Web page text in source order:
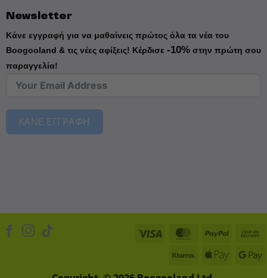
Newsletter
Κάνε εγγραφή για να μαθαίνεις πρώτος όλα τα νέα του
Boogooland & τις νέες αφίξεις! Κέρδισε -10%στην πρώτη σου
παραγγελία!
ΚΑΝΕ ΕΓΓΡΑΦΗ
Visa MasterCard
PayPal
KlarnaApple